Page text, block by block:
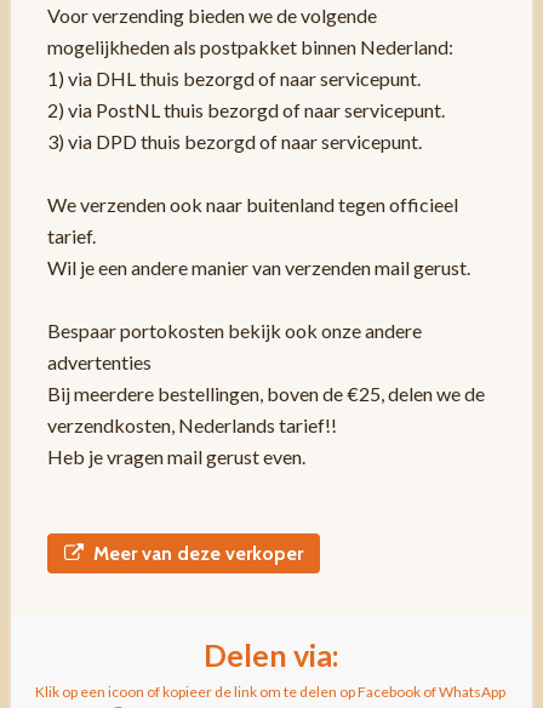
Voor verzending bieden we de volgende
mogelijkheden als postpakket binnen Nederland:
1) via DHL thuis bezorgd of naar servicepunt.
2) via PostNL thuis bezorgd of naar servicepunt.
3) via DPD thuis bezorgd of naar servicepunt.
We verzenden ook naar buitenland tegen officieel
tarief.
Wil je een andere manier van verzenden mail gerust.
Bespaar portokosten bekijk ook onze andere
advertenties
Bij meerdere bestellingen, boven de €25, delen we de
verzendkosten, Nederlands tarief!!
Heb je vragen mail gerust even.
Meer van deze verkoper
Delen via:
Klik op een icoon of kopieer de link om te delen op Facebook of WhatsApp